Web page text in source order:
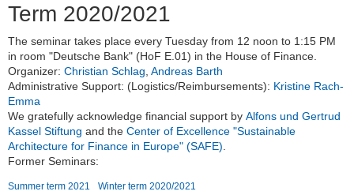
Home
Team
Studium
Stellen­ausschreibungen
Forschung
Term 2020/2021
The seminar takes place every Tuesday from 12 noon to 1:15 PM
in room "Deutsche Bank" (HoF E.01) in the House of Finance.
Organizer: Christian Schlag, Andreas Barth
Administrative Support: (Logistics/Reimbursements): Kristine Rach-
Emma
We gratefully acknowledge financial support by Alfons und Gertrud
Kassel Stiftung and the Center of Excellence "Sustainable
Architecture for Finance in Europe" (SAFE).
Former Seminars:
Summer term 2021
Winter term 2020/2021